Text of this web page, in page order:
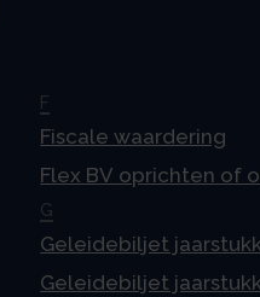
F
Fiscale waardering
Flex BV oprichten of
G
Geleidebiljet
Geleidebiljet